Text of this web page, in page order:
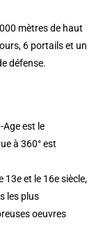
mètres de haut
6 portails et un
défense.
est le
à 360° est
13e et le 16e siècle,
les plus
oeuvres